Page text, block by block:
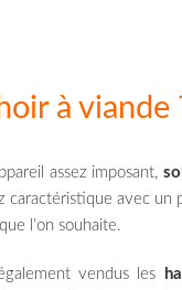
à viande
assez imposant,
caractéristique avec
l’on souhaite.
vendus les